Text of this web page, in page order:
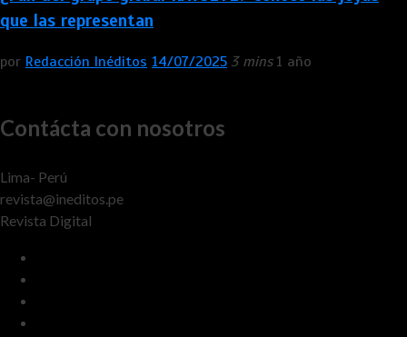
que las representan
por Redacción Inéditos 14/07/2025 3 mins 1 año
Contácta con nosotros
Lima- Perú
revista@ineditos.pe
Revista Digital